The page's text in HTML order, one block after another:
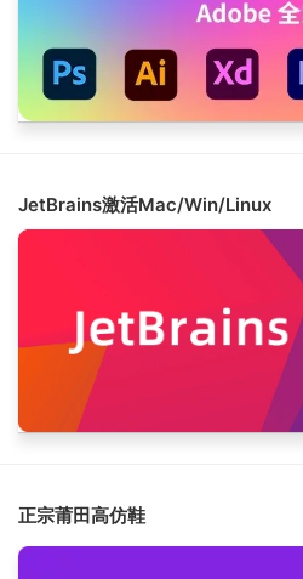
JetBrains激活Mac/Win/Linux
正宗莆田高仿鞋